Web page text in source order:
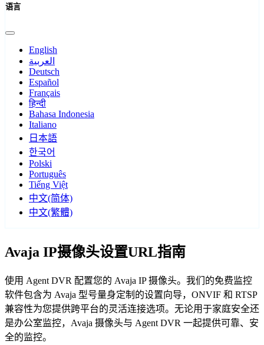
语言
English
العربية
Deutsch
Español
Français
हिन्दी
Bahasa Indonesia
Italiano
日本語
한국어
Polski
Português
Tiếng Việt
中文(简体)
中文(繁體)
Avaja IP摄像头设置URL指南
使用 Agent DVR 配置您的 Avaja IP 摄像头。我们的免费监控
软件包含为 Avaja 型号量身定制的设置向导，ONVIF 和 RTSP
兼容性为您提供跨平台的灵活连接选项。无论用于家庭安全还
是办公室监控，Avaja 摄像头与 Agent DVR 一起提供可靠、安
全的监控。